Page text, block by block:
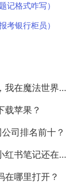
记格式咋写）
考银行柜员）
互联网时代123读？
载苹果？
司排名前十？
记还在审核中？
在哪里打开？